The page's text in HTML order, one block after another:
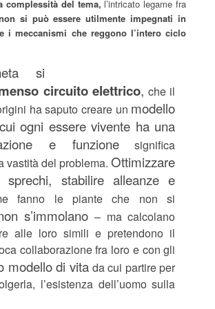
complessità del tema, l’intricato legame fra
si può essere utilmente impegnati in
i meccanismi che reggono l’intero ciclo
si
circuito elettrico, che il
ha saputo creare un modello
ogni essere vivente ha una
e funzionesignifica
vastità del problema.Ottimizzare
stabilire alleanze e
fanno le piante che non si
s’immolano – ma calcolano
alle loro simili e pretendono il
collaborazione fra loro e con gli
modello di vita da cui partire per
l’esistenza dell’uomo sulla